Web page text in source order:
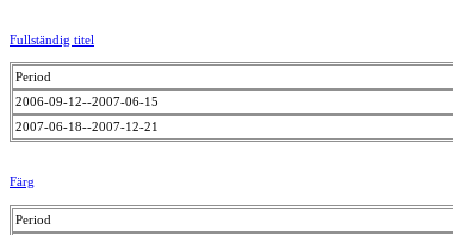
Fullständig titel
Period
2006-09-12--2007-06-15
2007-06-18--2007-12-21
Färg
Period